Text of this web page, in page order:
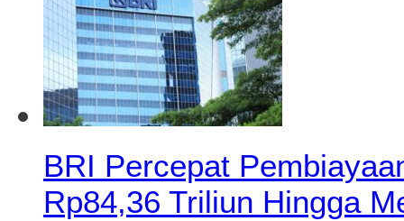
BRI Percepat
Rp84,36 Triliun Hingga